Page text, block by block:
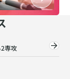
専攻